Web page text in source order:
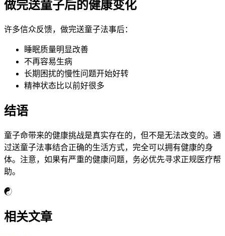
做完送童子后的健康变化
许多信众反馈，做完送童子法事后：
睡眠质量明显改善
不再容易生病
长期困扰的慢性问题开始好转
精神状态比以前好很多
结语
童子命带来的健康挑战是真实存在的，但不是无法改变的。通
过送童子法事结合正确的生活方式，完全可以拥有健康的身
体。注意，如果有严重的健康问题，务必优先寻求正规医疗帮
助。
☯
相关文章